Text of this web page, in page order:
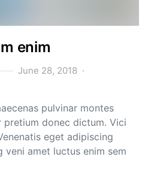
enim
June 28, 2018
pulvinar montes
donec dictum. Vici
eget adipiscing
veni amet luctus enim sem